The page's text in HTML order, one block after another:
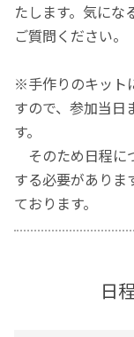
たします。気にな
ご質問ください。
※手作りのキット
すので、参加当日
す。
そのため日程に
する必要がありま
ております。
日